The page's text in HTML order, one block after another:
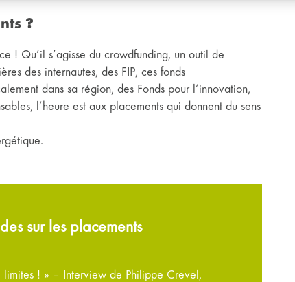
?
! Qu’il s’agisse du crowdfunding, un outil de
des internautes, des FIP, ces fonds
dans sa région, des Fonds pour l’innovation,
l’heure est aux placements qui donnent du sens
sur les placements
limites ! » – Interview de Philippe Crevel,